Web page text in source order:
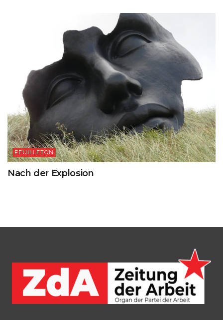
FEUILLETON
Nach der Explosion